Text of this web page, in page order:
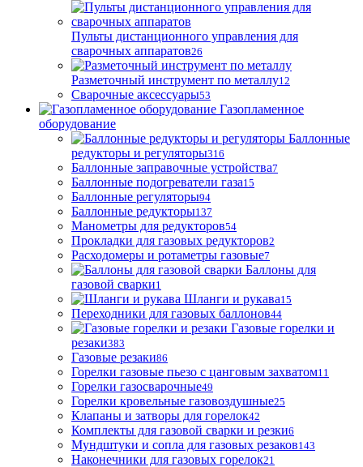
Пульты дистанционного управления для
сварочных аппаратов26
Разметочный инструмент по металлу12
Сварочные аксессуары53
Газопламенное
оборудование
Баллонные
редукторы и регуляторы316
Баллонные заправочные устройства7
Баллонные подогреватели газа15
Баллонные регуляторы94
Баллонные редукторы137
Манометры для редукторов54
Прокладки для газовых редукторов2
Расходомеры и ротаметры газовые7
Баллоны для
газовой сварки1
Шланги и рукава15
Переходники для газовых баллонов44
Газовые горелки и
резаки383
Газовые резаки86
Горелки газовые пьезо с цанговым захватом11
Горелки газосварочные49
Горелки кровельные газовоздушные25
Клапаны и затворы для горелок42
Комплекты для газовой сварки и резки6
Мундштуки и сопла для газовых резаков143
Наконечники для газовых горелок21